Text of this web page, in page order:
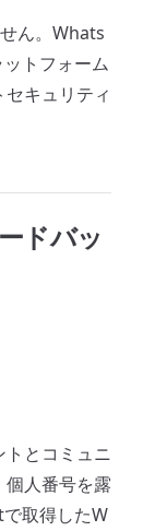
ん。Whats
トフォーム
キュリティ
ドバッ
トとコミュニ
人番号を露
取得したW